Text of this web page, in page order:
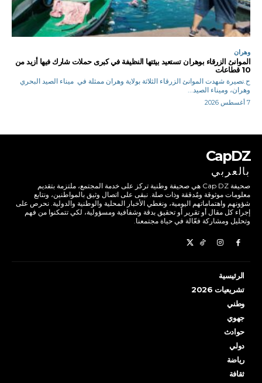
وهران
الموانئ الزرقاء بوهران تستعيد بيئتها النظيفة في كبرى حملات شارك فيها أزيد من
10 قطاعات
ح.نصيرة شهدت الموانئ الزرقاء الثلاثة بولاية وهران ممثلة في ميناء الصيد البحري
وهران، وميناء الصيد...
7 أغسطس 2026
CapDZ
بالعربي
صحيفة Cap DZ هي صحيفة وطنية تركز على خدمة المجتمع، ملتزمة بتقديم
معلومات موثوقة ومُدققة وذات صلة. نبقى على اتصال وثيق بالمواطنين، ونتابع
شؤونهم واهتماماتهم اليومية، ونغطي الأخبار المحلية والوطنية والدولية. نحرص على
إجراء كل مقال أو تقرير أو تحقيق بدقة وشفافية ومسؤولية، لكي تتمكنوا من فهم
وتحليل ومشاركة فعّالة في حياة مجتمعنا.
الرئيسية
تشريعيات 2026
وطني
جهوي
حوادث
دولي
رياضة
ثقافة